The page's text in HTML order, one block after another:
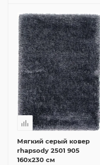
Мягкий серый ковер
rhapsody 2501 905
160x230 см